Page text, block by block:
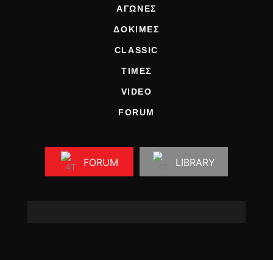
ΑΓΩΝΕΣ
ΔΟΚΙΜΕΣ
CLASSIC
ΤΙΜΕΣ
VIDEO
FORUM
FORUM LIBRARY